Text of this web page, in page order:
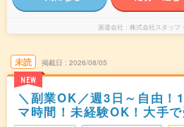
派遣会社 株式会社スタッフ
未読
NEW
掲載日 2026/08/05
＼副業OK／週3日～自由！
マ時間！未経験OK！大手